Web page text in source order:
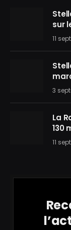
sur
11
3
La
130
11